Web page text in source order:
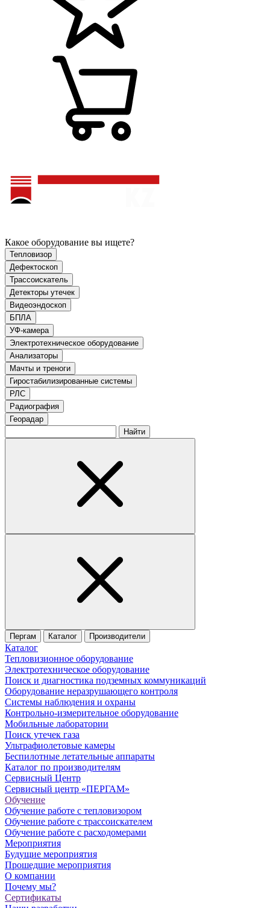
Какое оборудование вы ищете?
Тепловизор
Дефектоскоп
Трассоискатель
Детекторы утечек
Видеоэндоскоп
БПЛА
УФ-камера
Электротехническое оборудование
Анализаторы
Мачты и треноги
Гиростабилизированные системы
РЛС
Радиография
Георадар
Найти
Пергам Каталог Производители
Каталог
Тепловизионное оборудование
Электротехническое оборудование
Поиск и диагностика подземных коммуникаций
Оборудование неразрушающего контроля
Системы наблюдения и охраны
Контрольно-измерительное оборудование
Мобильные лаборатории
Поиск утечек газа
Ультрафиолетовые камеры
Беспилотные летательные аппараты
Каталог по производителям
Сервисный Центр
Сервисный центр «ПЕРГАМ»
Обучение
Обучение работе с тепловизором
Обучение работе с трассоискателем
Обучение работе с расходомерами
Мероприятия
Будущие мероприятия
Прошедшие мероприятия
О компании
Почему мы?
Сертификаты